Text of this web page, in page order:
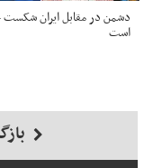
دشمن در مقابل ایران شکست
است